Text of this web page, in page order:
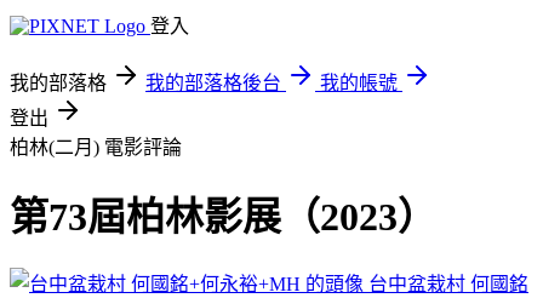
登入
我的部落格 我的部落格後台
我的帳號
登出
柏林(二月) 電影評論
第73屆柏林影展（2023）
台中盆栽村 何國銘